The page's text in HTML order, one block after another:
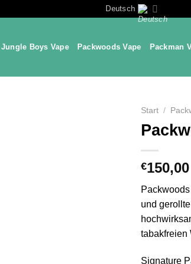
Deutsch
Jungle Boys Vape Packwoods Vape Packman
Start /
€150,00
und
tabakfreien
Signature